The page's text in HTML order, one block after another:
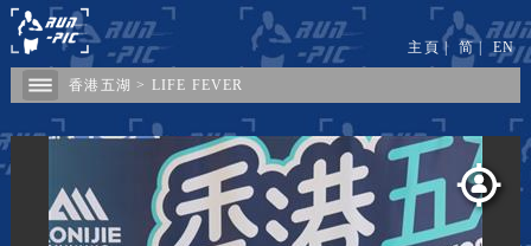
香港五湖 > LIFE FEVER
主頁 | 简| EN